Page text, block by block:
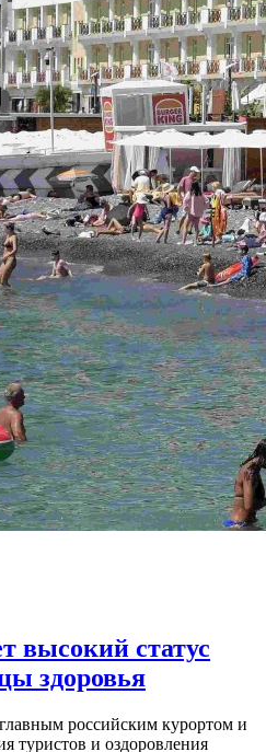
высокий статус
здоровья
российским курортом и
туристов и оздоровления